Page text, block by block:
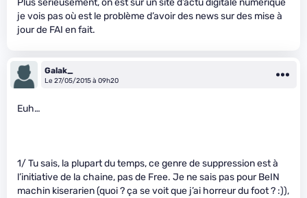
Plus sérieusement, on est sur un site d’actu digitale numérique
je vois pas où est le problème d’avoir des news sur des mise à
jour de FAI en fait.
Galak_
Le 27/05/2015 à 09h20
Euh…
1/ Tu sais, la plupart du temps, ce genre de suppression est à
l’initiative de la chaine, pas de Free. Je ne sais pas pour BeIN
machin kiserarien (quoi ? ça se voit que j’ai horreur du foot ? :)),